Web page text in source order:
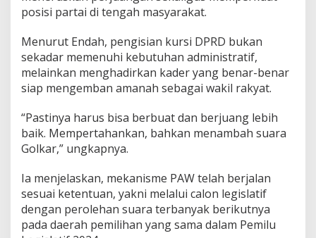
D
a
t
i
,
T
k
S
e
d
a
r
I
s
posisi partai di tengah masyarakat.
Menurut Endah, pengisian kursi DPRD bukan
sekadar memenuhi kebutuhan administratif,
melainkan menghadirkan kader yang benar-benar
siap mengemban amanah sebagai wakil rakyat.
“Pastinya harus bisa berbuat dan berjuang lebih
baik. Mempertahankan, bahkan menambah suara
Golkar,” ungkapnya.
Ia menjelaskan, mekanisme PAW telah berjalan
sesuai ketentuan, yakni melalui calon legislatif
dengan perolehan suara terbanyak berikutnya
pada daerah pemilihan yang sama dalam Pemilu